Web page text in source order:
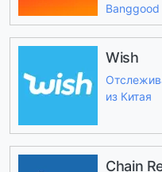
Banggood
Wish
из Китая
Chain